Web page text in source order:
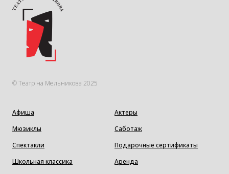
© Театр на Мельникова 2025
Афиша
Мюзиклы
Спектакли
Школьная классика
Актеры
Саботаж
Подарочные сертификаты
Аренда